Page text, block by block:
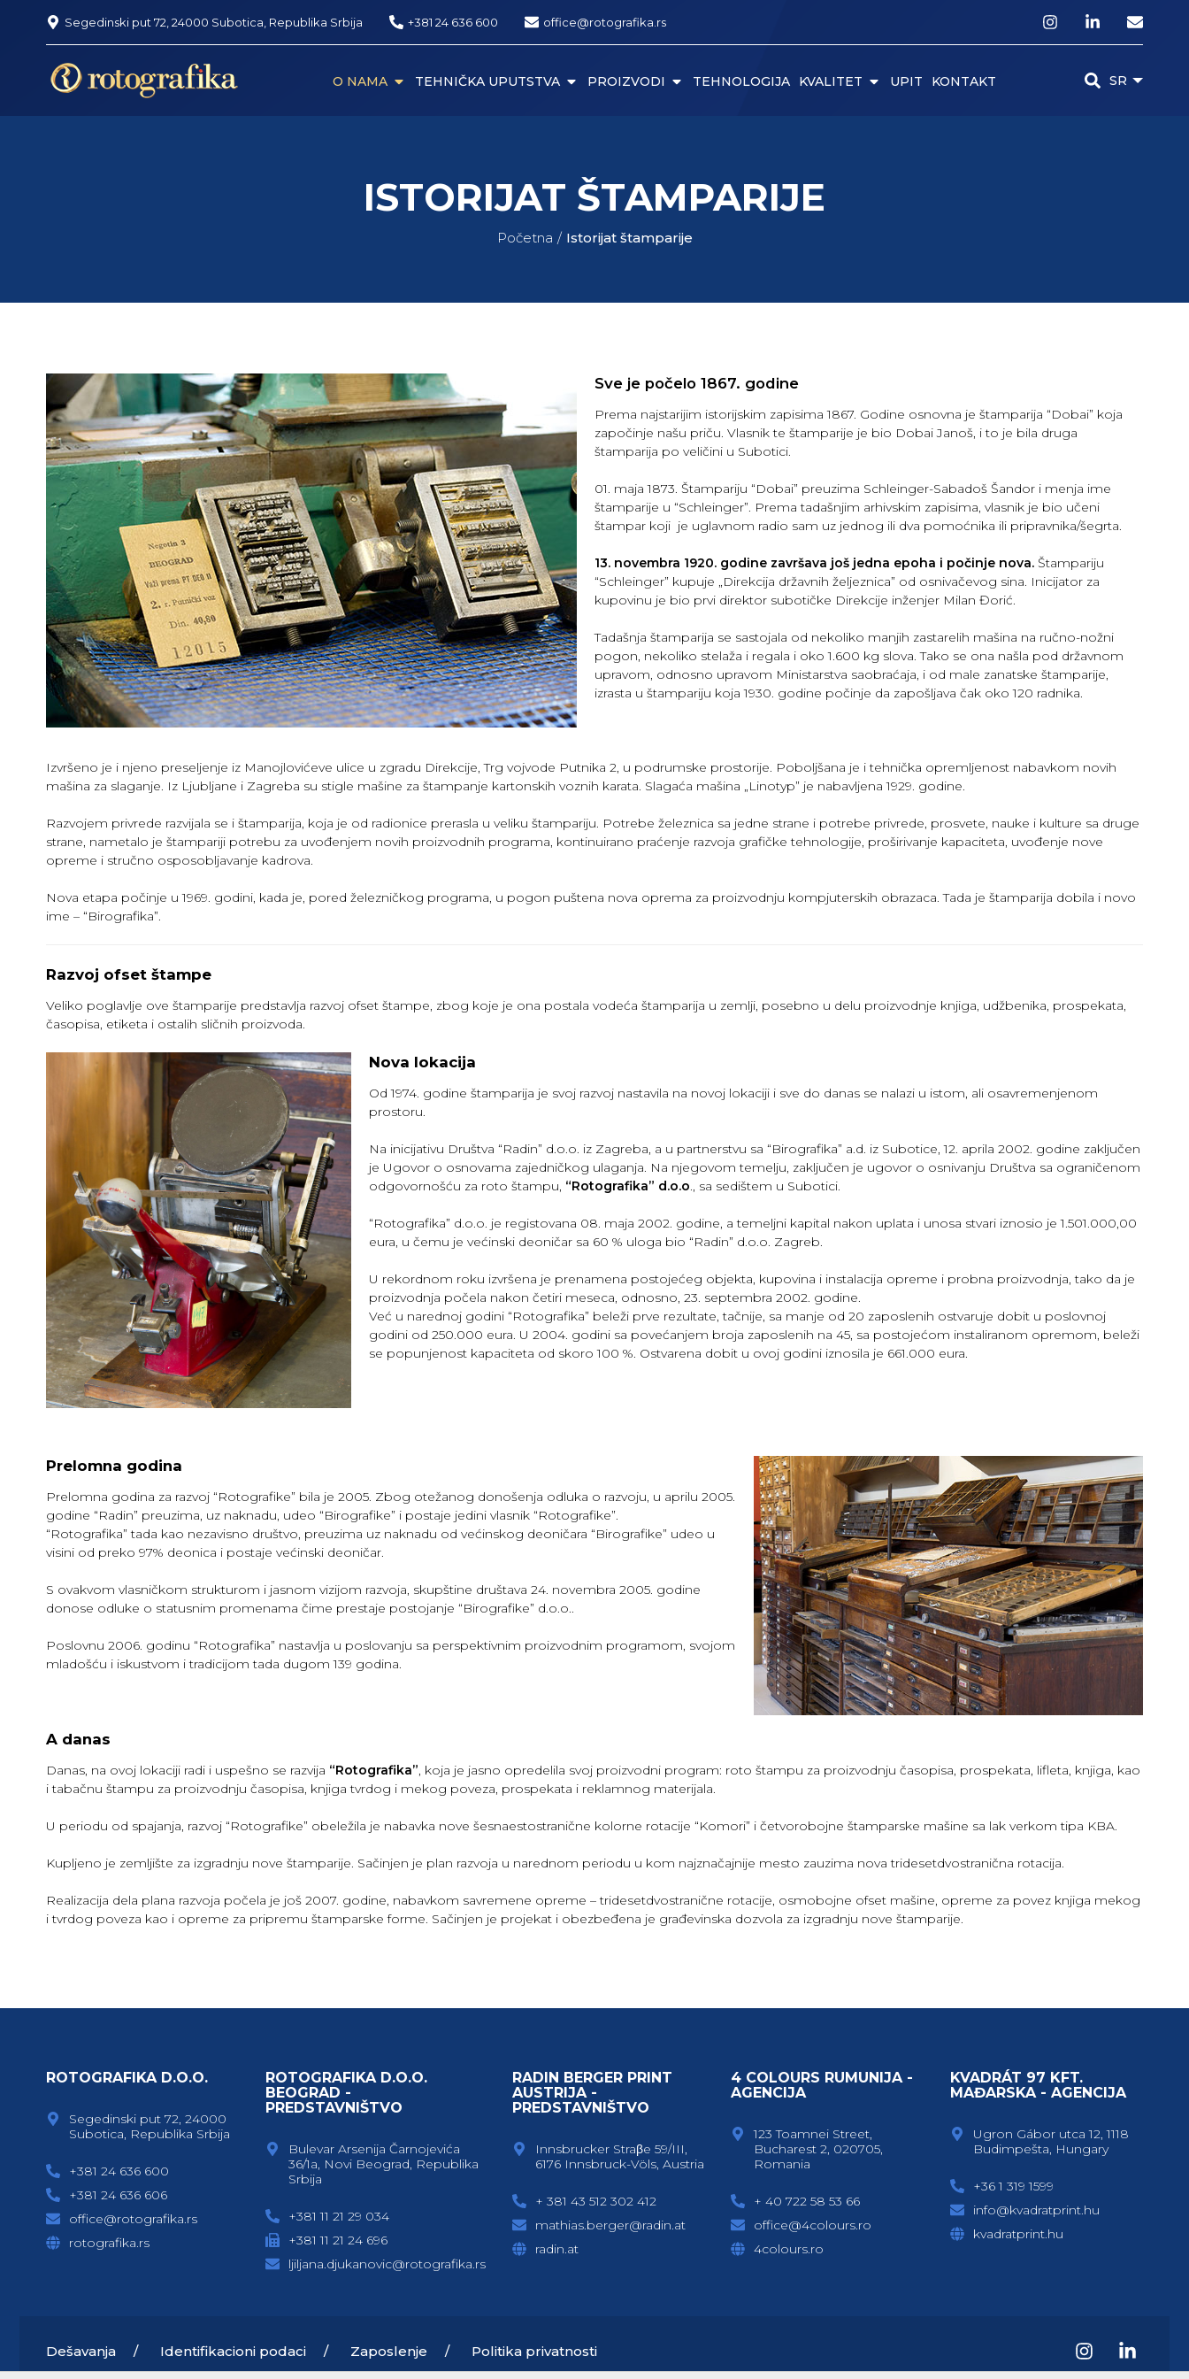
Segedinski put 72, 24000 Subotica, Republika Srbija +381 24 636 600 office@rotografika.rs
O NAMA TEHNIČKA UPUTSTVA PROIZVODI TEHNOLOGIJA KVALITET UPIT KONTAKT SR
ISTORIJAT ŠTAMPARIJE
Početna Istorijat štamparije
Sve je počelo 1867. godine
Prema najstarijim istorijskim zapisima 1867. Godine osnovna je štamparija “Dobai” koja
započinje našu priču. Vlasnik te štamparije je bio Dobai Janoš, i to je bila druga
štamparija po veličini u Subotici.
01. maja 1873. Štampariju “Dobai” preuzima Schleinger-Sabadoš Šandor i menja ime
štamparije u “Schleinger”. Prema tadašnjim arhivskim zapisima, vlasnik je bio učeni
štampar koji je uglavnom radio sam uz jednog ili dva pomoćnika ili pripravnika/šegrta.
13. novembra 1920. godine završava još jedna epoha i počinje nova. Štampariju
“Schleinger” kupuje „Direkcija državnih željeznica” od osnivačevog sina. Inicijator za
kupovinu je bio prvi direktor subotičke Direkcije inženjer Milan Đorić.
Tadašnja štamparija se sastojala od nekoliko manjih zastarelih mašina na ručno-nožni
pogon, nekoliko stelaža i regala i oko 1.600 kg slova. Tako se ona našla pod državnom
upravom, odnosno upravom Ministarstva saobraćaja, i od male zanatske štamparije,
izrasta u štampariju koja 1930. godine počinje da zapošljava čak oko 120 radnika.
Izvršeno je i njeno preseljenje iz Manojlovićeve ulice u zgradu Direkcije, Trg vojvode Putnika 2, u podrumske prostorije. Poboljšana je i tehnička opremljenost nabavkom novih
mašina za slaganje. Iz Ljubljane i Zagreba su stigle mašine za štampanje kartonskih voznih karata. Slagaća mašina „Linotyp” je nabavljena 1929. godine.
Razvojem privrede razvijala se i štamparija, koja je od radionice prerasla u veliku štampariju. Potrebe železnica sa jedne strane i potrebe privrede, prosvete, nauke i kulture sa druge
strane, nametalo je štampariji potrebu za uvođenjem novih proizvodnih programa, kontinuirano praćenje razvoja grafičke tehnologije, proširivanje kapaciteta, uvođenje nove
opreme i stručno osposobljavanje kadrova.
Nova etapa počinje u 1969. godini, kada je, pored železničkog programa, u pogon puštena nova oprema za proizvodnju kompjuterskih obrazaca. Tada je štamparija dobila i novo
ime – “Birografika”.
Razvoj ofset štampe
Veliko poglavlje ove štamparije predstavlja razvoj ofset štampe, zbog koje je ona postala vodeća štamparija u zemlji, posebno u delu proizvodnje knjiga, udžbenika, prospekata,
časopisa, etiketa i ostalih sličnih proizvoda.
Nova lokacija
Od 1974. godine štamparija je svoj razvoj nastavila na novoj lokaciji i sve do danas se nalazi u istom, ali osavremenjenom
prostoru.
Na inicijativu Društva “Radin” d.o.o. iz Zagreba, a u partnerstvu sa “Birografika” a.d. iz Subotice, 12. aprila 2002. godine zaključen
je Ugovor o osnovama zajedničkog ulaganja. Na njegovom temelju, zaključen je ugovor o osnivanju Društva sa ograničenom
odgovornošću za roto štampu, “Rotografika” d.o.o., sa sedištem u Subotici.
“Rotografika” d.o.o. je registovana 08. maja 2002. godine, a temeljni kapital nakon uplata i unosa stvari iznosio je 1.501.000,00
eura, u čemu je većinski deoničar sa 60 % uloga bio “Radin” d.o.o. Zagreb.
U rekordnom roku izvršena je prenamena postojećeg objekta, kupovina i instalacija opreme i probna proizvodnja, tako da je
proizvodnja počela nakon četiri meseca, odnosno, 23. septembra 2002. godine.
Već u narednoj godini “Rotografika” beleži prve rezultate, tačnije, sa manje od 20 zaposlenih ostvaruje dobit u poslovnoj
godini od 250.000 eura. U 2004. godini sa povećanjem broja zaposlenih na 45, sa postojećom instaliranom opremom, beleži
se popunjenost kapaciteta od skoro 100 %. Ostvarena dobit u ovoj godini iznosila je 661.000 eura.
Prelomna godina
Prelomna godina za razvoj “Rotografike” bila je 2005. Zbog otežanog donošenja odluka o razvoju, u aprilu 2005.
godine “Radin” preuzima, uz naknadu, udeo “Birografike” i postaje jedini vlasnik “Rotografike”.
“Rotografika” tada kao nezavisno društvo, preuzima uz naknadu od većinskog deoničara “Birografike” udeo u
visini od preko 97% deonica i postaje većinski deoničar.
S ovakvom vlasničkom strukturom i jasnom vizijom razvoja, skupštine društava 24. novembra 2005. godine
donose odluke o statusnim promenama čime prestaje postojanje “Birografike” d.o.o..
Poslovnu 2006. godinu “Rotografika” nastavlja u poslovanju sa perspektivnim proizvodnim programom, svojom
mladošću i iskustvom i tradicijom tada dugom 139 godina.
A danas
Danas, na ovoj lokaciji radi i uspešno se razvija “Rotografika”, koja je jasno opredelila svoj proizvodni program: roto štampu za proizvodnju časopisa, prospekata, lifleta, knjiga, kao
i tabačnu štampu za proizvodnju časopisa, knjiga tvrdog i mekog poveza, prospekata i reklamnog materijala.
U periodu od spajanja, razvoj “Rotografike” obeležila je nabavka nove šesnaestostranične kolorne rotacije “Komori” i četvorobojne štamparske mašine sa lak verkom tipa KBA.
Kupljeno je zemljište za izgradnju nove štamparije. Sačinjen je plan razvoja u narednom periodu u kom najznačajnije mesto zauzima nova tridesetdvostranična rotacija.
Realizacija dela plana razvoja počela je još 2007. godine, nabavkom savremene opreme – tridesetdvostranične rotacije, osmobojne ofset mašine, opreme za povez knjiga mekog
i tvrdog poveza kao i opreme za pripremu štamparske forme. Sačinjen je projekat i obezbeđena je građevinska dozvola za izgradnju nove štamparije.
ROTOGRAFIKA D.O.O.
Segedinski put 72, 24000
Subotica, Republika Srbija
+381 24 636 600
+381 24 636 606
office@rotografika.rs
rotografika.rs
ROTOGRAFIKA D.O.O.
BEOGRAD -
PREDSTAVNIŠTVO
Bulevar Arsenija Čarnojevića
36/1a, Novi Beograd, Republika
Srbija
+381 11 21 29 034
+381 11 21 24 696
ljiljana.djukanovic@rotografika.rs
RADIN BERGER PRINT
AUSTRIJA -
PREDSTAVNIŠTVO
Innsbrucker Straβe 59/III,
6176 Innsbruck-Völs, Austria
+ 381 43 512 302 412
mathias.berger@radin.at
radin.at
4 COLOURS RUMUNIJA -
AGENCIJA
123 Toamnei Street,
Bucharest 2, 020705,
Romania
+ 40 722 58 53 66
office@4colours.ro
4colours.ro
KVADRÁT 97 KFT.
MAĐARSKA - AGENCIJA
Ugron Gábor utca 12, 1118
Budimpešta, Hungary
+36 1 319 1599
info@kvadratprint.hu
kvadratprint.hu
Dešavanja Identifikacioni podaci Zaposlenje Politika privatnosti